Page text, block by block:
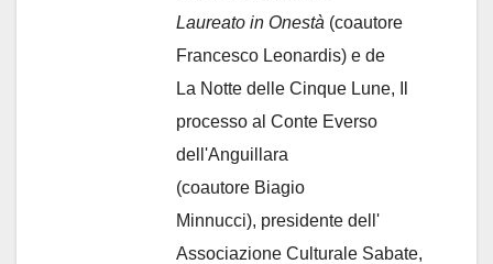
Laureato in Onestà (coautore
Francesco Leonardis) e de
La Notte delle Cinque Lune, Il
processo al Conte Everso
dell'Anguillara
(coautore Biagio
Minnucci), presidente dell'
Associazione Culturale Sabate,